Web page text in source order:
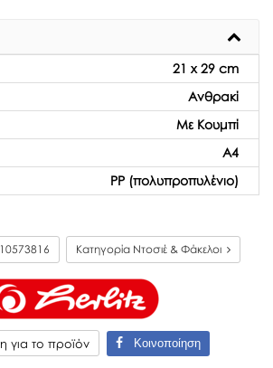
21 x 29 cm
Ανθρακί
Με Κουμπί
Α4
PP (πολυπροπυλένιο)
Κατηγορία Ντοσιέ & Φάκελοι
το προϊόν Κοινοποίηση